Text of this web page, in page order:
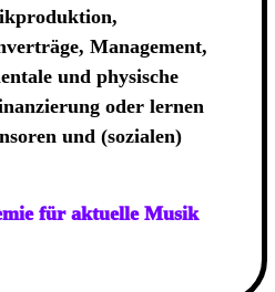
Management,
und physische
oder lernen
und (sozialen)
für aktuelle Musik